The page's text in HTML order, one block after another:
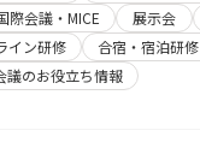
際会議・MICE 展示会
イン研修 合宿・宿泊研修
議のお役立ち情報